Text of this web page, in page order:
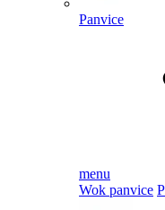
Panvice
menu
Wok panvice